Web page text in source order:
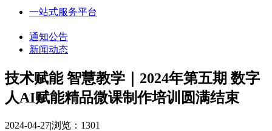
一站式服务平台
通知公告
新闻动态
技术赋能 智慧教学｜2024年第五期 数字
人AI赋能精品微课制作培训圆满结束
2024-04-27|浏览： 1301